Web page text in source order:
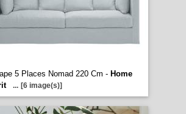
5 Places Nomad 220 Cm - Home
... [6 image(s)]